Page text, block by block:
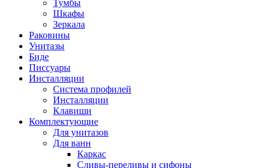
Тумбы
Шкафы
Зеркала
Раковины
Унитазы
Биде
Писсуары
Инсталляции
Система профилей
Инсталляции
Клавиши
Комплектующие
Для унитазов
Для ванн
Каркас
Сливы-переливы и сифоны